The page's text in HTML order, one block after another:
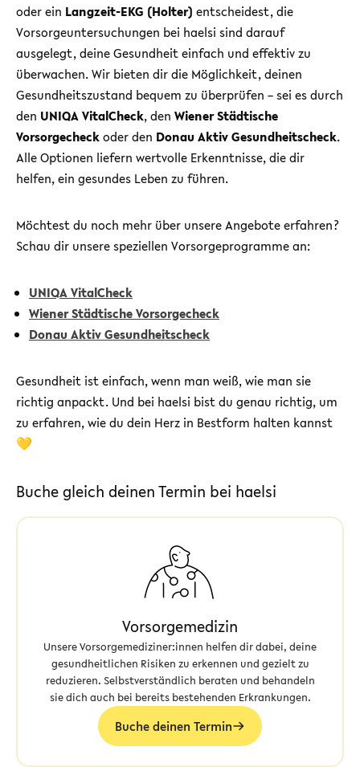
oder ein Langzeit-EKG (Holter) entscheidest, die
Vorsorgeuntersuchungen bei haelsi sind darauf
ausgelegt, deine Gesundheit einfach und effektiv zu
überwachen. Wir bieten dir die Möglichkeit, deinen
Gesundheitszustand bequem zu überprüfen – sei es durch
den UNIQA VitalCheck, den Wiener Städtische
Vorsorgecheckoder den Donau Aktiv Gesundheitscheck.
Alle Optionen liefern wertvolle Erkenntnisse, die dir
helfen, ein gesundes Leben zu führen.
Möchtest du noch mehr über unsere Angebote erfahren?
Schau dir unsere speziellen Vorsorgeprogramme an:
UNIQA VitalCheck
Wiener Städtische Vorsorgecheck
Donau Aktiv Gesundheitscheck
Gesundheit ist einfach, wenn man weiß, wie man sie
richtig anpackt. Und bei haelsi bist du genau richtig, um
zu erfahren, wie du dein Herz in Bestform halten kannst
💛
Buche gleich deinen Termin bei haelsi
Vorsorgemedizin
Unsere Vorsorgemediziner:innen helfen dir dabei, deine
gesundheitlichen Risiken zu erkennen und gezielt zu
reduzieren. Selbstverständlich beraten und behandeln
sie dich auch bei bereits bestehenden Erkrankungen.
Buche deinen Termin